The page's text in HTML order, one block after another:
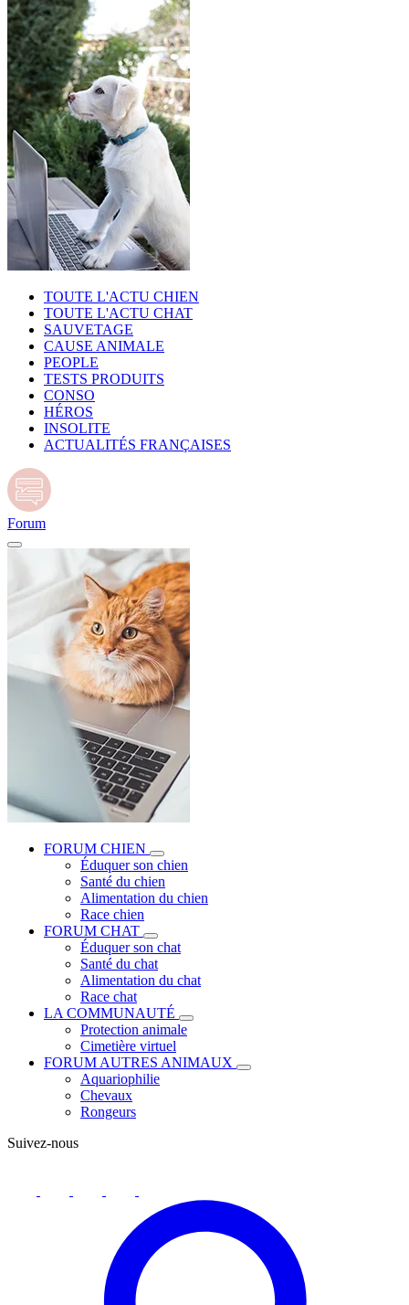
TOUTE L'ACTU CHIEN
TOUTE L'ACTU CHAT
SAUVETAGE
CAUSE ANIMALE
PEOPLE
TESTS PRODUITS
CONSO
HÉROS
INSOLITE
ACTUALITÉS FRANÇAISES
Forum
FORUM CHIEN
Éduquer son chien
Santé du chien
Alimentation du chien
Race chien
FORUM CHAT
Éduquer son chat
Santé du chat
Alimentation du chat
Race chat
LA COMMUNAUTÉ
Protection animale
Cimetière virtuel
FORUM AUTRES ANIMAUX
Aquariophilie
Chevaux
Rongeurs
Suivez-nous